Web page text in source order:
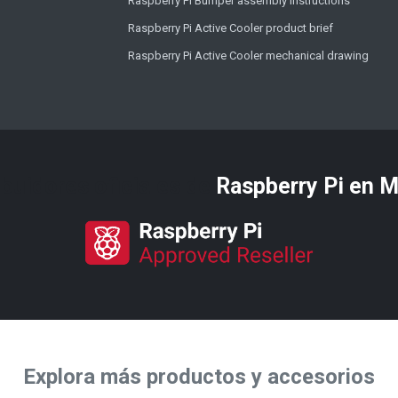
Raspberry Pi Active Cooler product brief
Raspberry Pi Active Cooler mechanical drawing
Raspberry Pi​ en
Explora más productos y accesorios